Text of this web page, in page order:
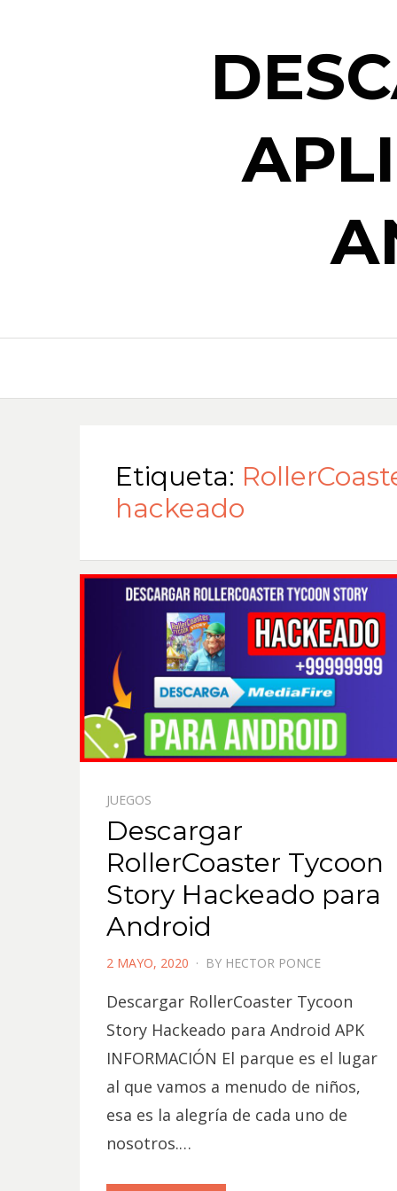
Etiqueta:
hackeado
JUEGOS
Descargar
RollerCoaster Tycoon
Story Hackeado para
Android
POSTED
2 MAYO, 2020 BY HECTOR PONCE
Descargar RollerCoaster Tycoon
Story Hackeado para Android APK
INFORMACIÓN El parque es el lugar
al que vamos a menudo de niños,
esa es la alegría de cada uno de
nosotros.…